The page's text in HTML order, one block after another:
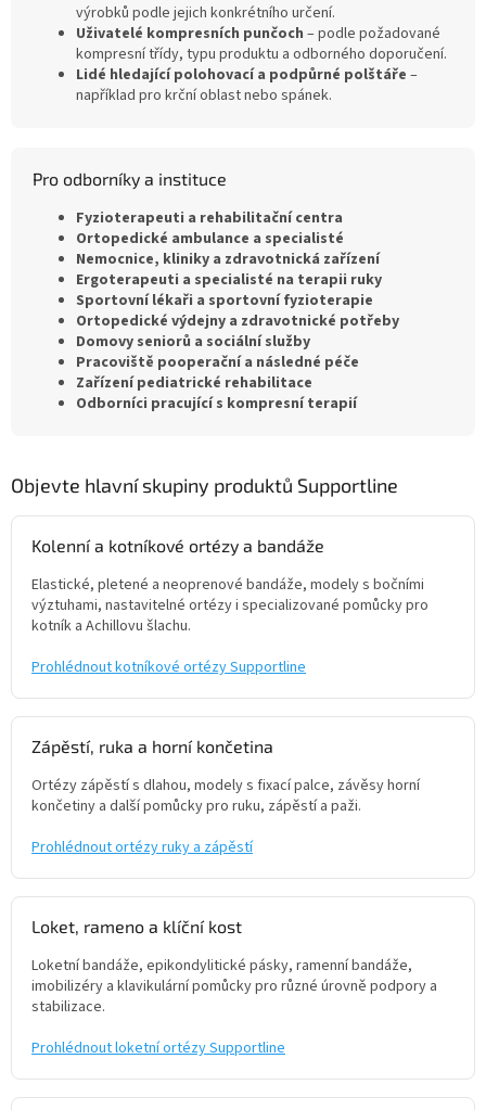
výrobků podle jejich konkrétního určení.
Uživatelé kompresních punčoch – podle požadované
kompresní třídy, typu produktu a odborného doporučení.
Lidé hledající polohovací a podpůrné polštáře –
například pro krční oblast nebo spánek.
Pro odborníky a instituce
Fyzioterapeuti a rehabilitační centra
Ortopedické ambulance a specialisté
Nemocnice, kliniky a zdravotnická zařízení
Ergoterapeuti a specialisté na terapii ruky
Sportovní lékaři a sportovní fyzioterapie
Ortopedické výdejny a zdravotnické potřeby
Domovy seniorů a sociální služby
Pracoviště pooperační a následné péče
Zařízení pediatrické rehabilitace
Odborníci pracující s kompresní terapií
Objevte hlavní skupiny produktů Supportline
Kolenní a kotníkové ortézy a bandáže
Elastické, pletené a neoprenové bandáže, modely s bočními
výztuhami, nastavitelné ortézy i specializované pomůcky pro
kotník a Achillovu šlachu.
Prohlédnout kotníkové ortézy Supportline
Zápěstí, ruka a horní končetina
Ortézy zápěstí s dlahou, modely s fixací palce, závěsy horní
končetiny a další pomůcky pro ruku, zápěstí a paži.
Prohlédnout ortézy ruky a zápěstí
Loket, rameno a klíční kost
Loketní bandáže, epikondylitické pásky, ramenní bandáže,
imobilizéry a klavikulární pomůcky pro různé úrovně podpory a
stabilizace.
Prohlédnout loketní ortézy Supportline